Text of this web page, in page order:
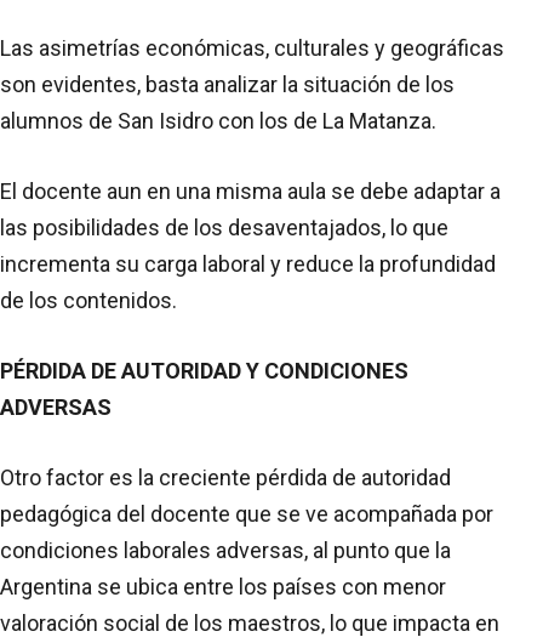
Las asimetrías económicas, culturales y geográficas
son evidentes, basta analizar la situación de los
alumnos de San Isidro con los de La Matanza.
El docente aun en una misma aula se debe adaptar a
las posibilidades de los desaventajados, lo que
incrementa su carga laboral y reduce la profundidad
de los contenidos.
PÉRDIDA DE AUTORIDAD Y CONDICIONES
ADVERSAS
Otro factor es la creciente pérdida de autoridad
pedagógica del docente que se ve acompañada por
condiciones laborales adversas, al punto que la
Argentina se ubica entre los países con menor
valoración social de los maestros, lo que impacta en